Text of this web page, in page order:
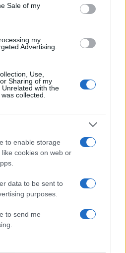
Sale of my
my
Advertising.
Use,
Sharing of my
with the
collected.
to enable storage
cookies on web or
data to be sent to
purposes.
to send me
παλιά εθνική οδός από
το αντίστροφο.